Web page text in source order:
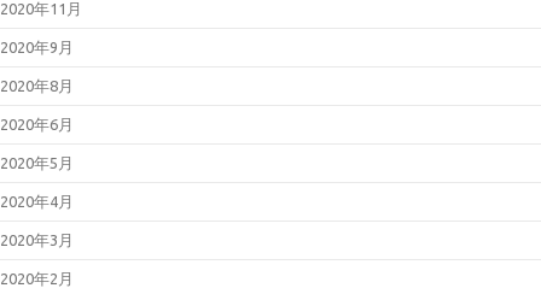
2020年11月
2020年9月
2020年8月
2020年6月
2020年5月
2020年4月
2020年3月
2020年2月